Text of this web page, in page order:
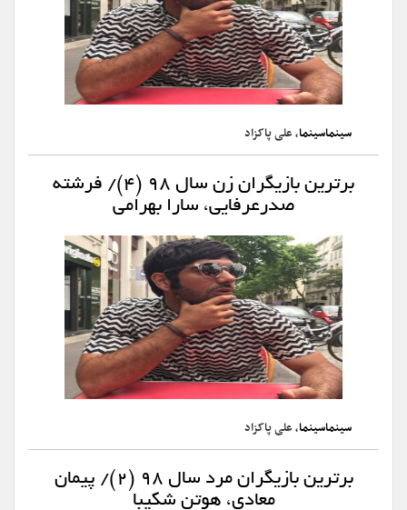
سینماسینما، علی پاکزاد
برترین بازیگران زن سال ۹۸ (۴)/ فرشته
صدرعرفایی، سارا بهرامی
سینماسینما، علی پاکزاد
برترین بازیگران مرد سال ۹۸ (۲)/ پیمان
معادی، هوتن شکیبا